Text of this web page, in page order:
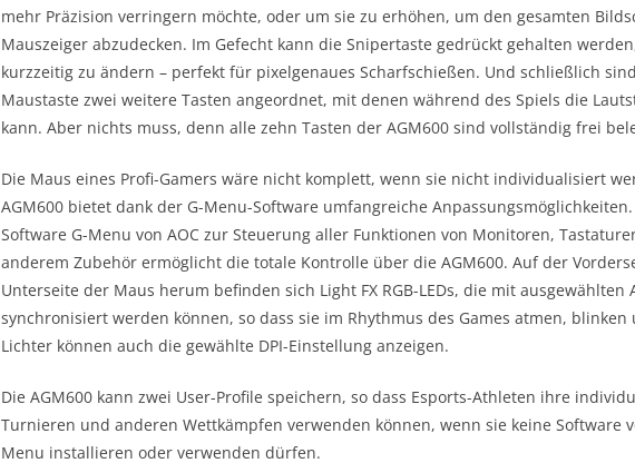
mehr Präzision verringern möchte, oder um sie zu erhöhen, um den gesamten
Mauszeiger abzudecken. Im Gefecht kann die Snipertaste gedrückt gehalten
kurzzeitig zu ändern – perfekt für pixelgenaues Scharfschießen. Und schließlich
Maustaste zwei weitere Tasten angeordnet, mit denen während des Spiels die
kann. Aber nichts muss, denn alle zehn Tasten der AGM600 sind vollständig frei
Die Maus eines Profi-Gamers wäre nicht komplett, wenn sie nicht individualisiert
AGM600 bietet dank der G-Menu-Software umfangreiche
Software G-Menu von AOC zur Steuerung aller Funktionen von Monitoren,
anderem Zubehör ermöglicht die totale Kontrolle über die AGM600. Auf der
Unterseite der Maus herum befinden sich Light FX RGB-LEDs, die mit ausgewählten
synchronisiert werden können, so dass sie im Rhythmus des Games atmen, blinken
Lichter können auch die gewählte DPI-Einstellung anzeigen.
Die AGM600 kann zwei User-Profile speichern, so dass Esports-Athleten ihre
Turnieren und anderen Wettkämpfen verwenden können, wenn sie keine Software
Menu installieren oder verwenden dürfen.